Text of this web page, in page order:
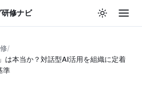
修ナビ
/
は本当か？対話型AI活用を組織に定着
準